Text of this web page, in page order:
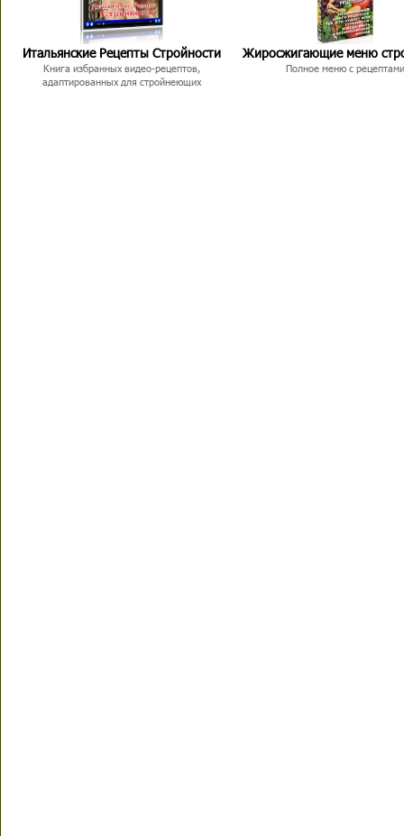
Итальянские Рецепты Стройности
Книга избранных видео-рецептов,
адаптированных для стройнеющих
Жиросжигающие меню
Полное меню с рецептами